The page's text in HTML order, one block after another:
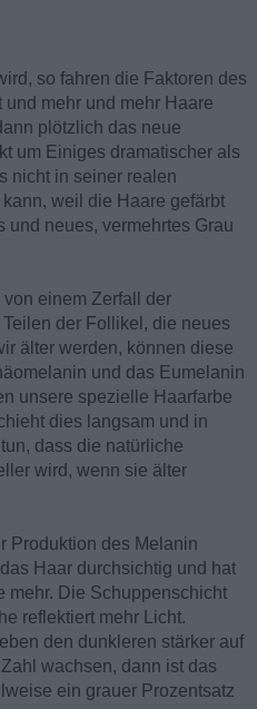
so fahren die Faktoren des
mehr und mehr Haare
plötzlich das neue
um Einiges dramatischer als
nicht in seiner realen
weil die Haare gefärbt
und neues, vermehrtes Grau
einem Zerfall der
der Follikel, die neues
älter werden, können diese
und das Eumelanin
unsere spezielle Haarfarbe
dies langsam und in
dass die natürliche
wird, wenn sie älter
Produktion des Melanin
Haar durchsichtig und hat
mehr. Die Schuppenschicht
reflektiert mehr Licht.
den dunkleren stärker auf
wachsen, dann ist das
ein grauer Prozentsatz